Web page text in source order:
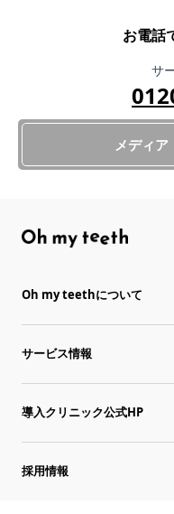
お電話
サ
メディア
Oh my teethについて
サービス情報
導入クリニック公式HP
採用情報